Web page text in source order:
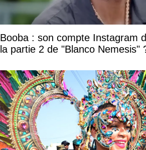
Booba : son compte Instagram
la partie 2 de "Blanco Nemesis"